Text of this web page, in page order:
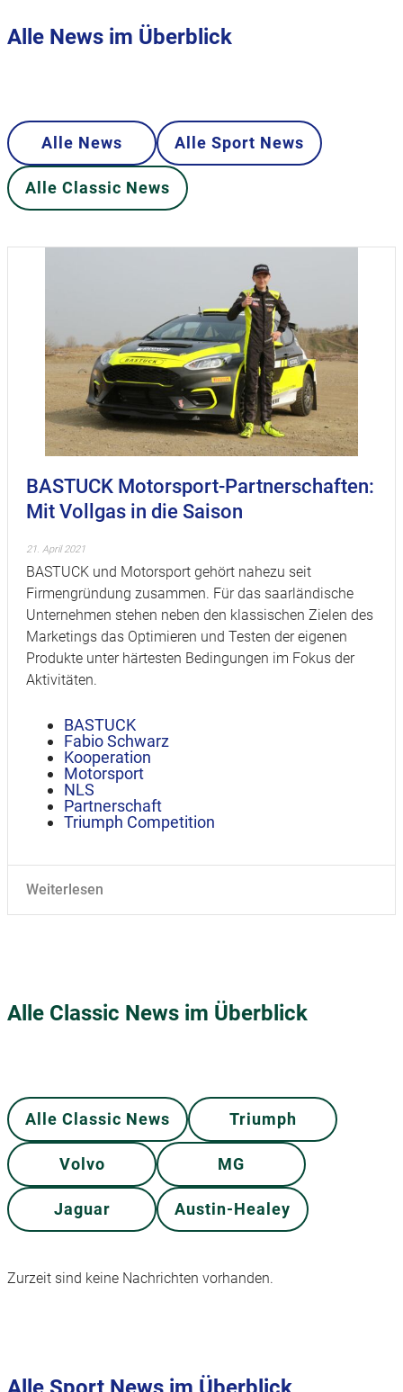
Alle News im Überblick
Alle News Alle Sport News
Alle Classic News
BASTUCK Motorsport-Partnerschaften:
Mit Vollgas in die Saison
21. April 2021
BASTUCK und Motorsport gehört nahezu seit
Firmengründung zusammen. Für das saarländische
Unternehmen stehen neben den klassischen Zielen des
Marketings das Optimieren und Testen der eigenen
Produkte unter härtesten Bedingungen im Fokus der
Aktivitäten.
BASTUCK
Fabio Schwarz
Kooperation
Motorsport
NLS
Partnerschaft
Triumph Competition
Weiterlesen
Alle Classic News im Überblick
Alle Classic News Triumph
Volvo MG
Jaguar Austin-Healey
Zurzeit sind keine Nachrichten vorhanden.